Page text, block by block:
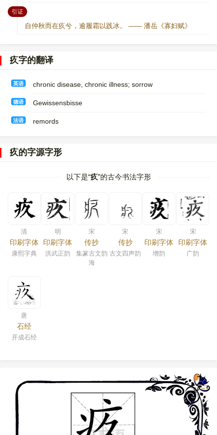
引证：
自仲秋而在疚兮，逾履霜以践冰。 —— 潘岳《寡妇赋》
疚字的翻译
英语 chronic disease, chronic illness; sorrow
德语 Gewissensbisse
法语 remords
疚的字源字形
以下是“疚”的古今书法字形
清
印刷字体
康熙字典
明
印刷字体
洪武正韵
宋
传抄
集篆古文韵
海
宋
传抄
古文四声韵
宋
印刷字体
增韵
宋
印刷字体
广韵
唐
石经
开成石经